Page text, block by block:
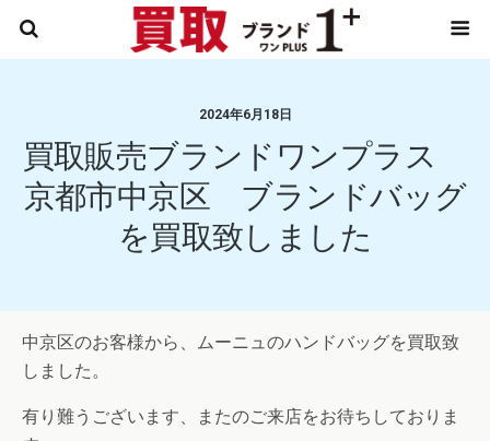
2024年6月18日
買取販売ブランドワンプラス
京都市中京区 ブランドバッグ
を買取致しました
中京区のお客様から、ムーニュのハンドバッグを買取致
しました。
有り難うございます、またのご来店をお待ちしておりま